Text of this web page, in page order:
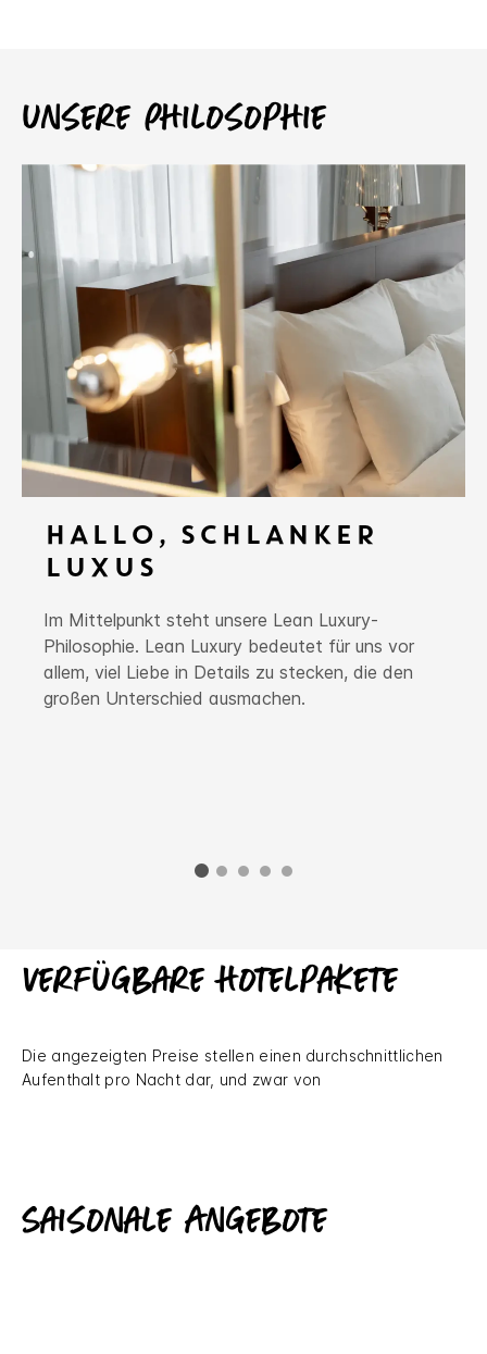
Unsere Philosophie
HALLO, SCHLANKER
LUXUS
Im Mittelpunkt steht unsere Lean Luxury-
Philosophie. Lean Luxury bedeutet für uns vor
allem, viel Liebe in Details zu stecken, die den
großen Unterschied ausmachen.
Verfügbare Hotelpakete
Die angezeigten Preise stellen einen durchschnittlichen
Aufenthalt pro Nacht dar, und zwar von
Saisonale Angebote